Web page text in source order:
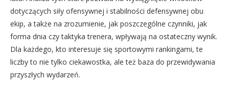
dotyczących siły ofensywnej i stabilności defensywnej obu
ekip, a także na zrozumienie, jak poszczególne czynniki, jak
forma dnia czy taktyka trenera, wpływają na ostateczny wynik.
Dla każdego, kto interesuje się sportowymi rankingami, te
liczby to nie tylko ciekawostka, ale też baza do przewidywania
przyszłych wydarzeń.